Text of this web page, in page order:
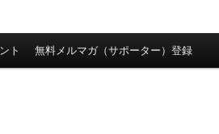
ト 無料メルマガ（サポーター）登録